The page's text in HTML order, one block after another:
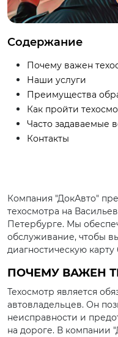
Содержание
Почему важен
Наши услуги
Преимущества
Как пройти
Часто задаваемые
Контакты
Компания "ДокАвто"
техосмотра на
Петербурге. Мы
обслуживание, чтобы
диагностическую
ПОЧЕМУ ВАЖЕН
Техосмотр является
автовладельцев. Он
неисправности и
на дороге. В компании